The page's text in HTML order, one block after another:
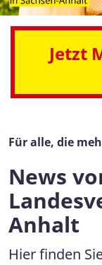
Jetzt
Für alle, die
News
Anhalt
Hier finden